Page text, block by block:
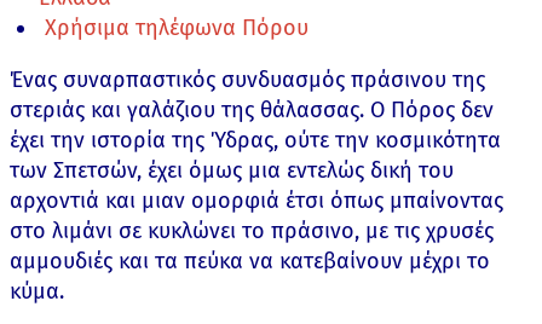
Χρήσιμα τηλέφωνα Πόρου
Ένας συναρπαστικός συνδυασμός πράσινου της
στεριάς και γαλάζιου της θάλασσας. Ο Πόρος δεν
έχει την ιστορία της Ύδρας, ούτε την κοσμικότητα
των Σπετσών, έχει όμως μια εντελώς δική του
αρχοντιά και μιαν ομορφιά έτσι όπως μπαίνοντας
στο λιμάνι σε κυκλώνει το πράσινο, με τις χρυσές
αμμουδιές και τα πεύκα να κατεβαίνουν μέχρι το
κύμα.